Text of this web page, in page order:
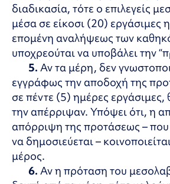
διαδικασία, τότε ο επιλεγείς
μέσα σε είκοσι (20) εργάσιμες
επομένη αναλήψεως των
υποχρεούται να υποβάλει την
5. Αν τα μέρη, δεν
εγγράφως την αποδοχή της
σε πέντε (5) ημέρες εργάσιμες,
την απέρριψαν. Υπόψει ότι, η
απόρριψη της προτάσεως – που
να δημοσιεύεται –
μέρος.
6. Αν η πρόταση του